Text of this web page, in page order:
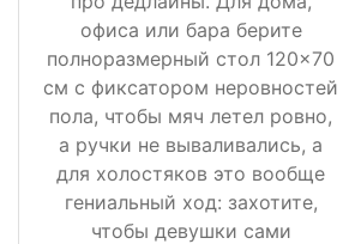
офиса или бара берите
полноразмерный стол 120×70
см с фиксатором неровностей
пола, чтобы мяч летел ровно,
а ручки не вываливались, а
для холостяков это вообще
гениальный ход: захотите,
чтобы девушки сами